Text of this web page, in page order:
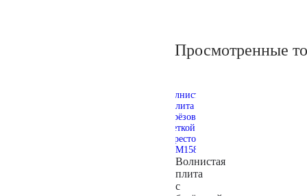
Просмотренные
Волнистая
плита
с